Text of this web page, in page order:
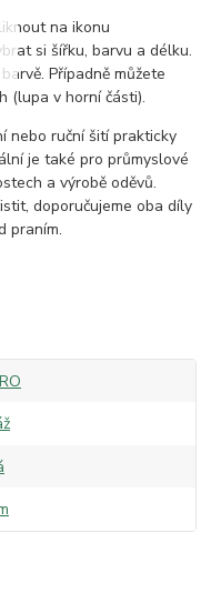
na ikonu
si šířku, barvu a délku.
Případně můžete
(lupa v horní části).
nebo ruční šití prakticky
je také pro průmyslové
a výrobě oděvů.
doporučujeme oba díly
praním.